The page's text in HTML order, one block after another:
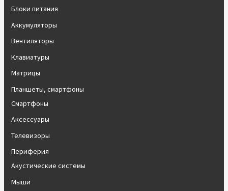
Блоки питания
Аккумуляторы
Вентиляторы
Клавиатуры
Матрицы
Планшеты, смартфоны
Смартфоны
Аксессуары
Телевизоры
Периферия
Акустические системы
Мыши